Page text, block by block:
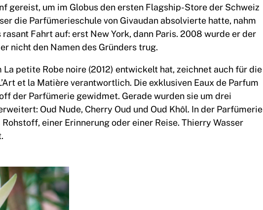
gereist, um im Globus den ersten Flagship-Store der Schweiz
die Parfümerieschule von Givaudan absolvierte hatte, nahm
Fahrt auf: erst New York, dann Paris. 2008 wurde er der
nicht den Namen des Gründers trug.
La petite Robe noire (2012) entwickelt hat, zeichnet auch für die
et la Matière verantwortlich. Die exklusiven Eaux de Parfum
der Parfümerie gewidmet. Gerade wurden sie um drei
Oud Nude, Cherry Oud und Oud Khôl. In der Parfümerie
einer Erinnerung oder einer Reise. Thierry Wasser